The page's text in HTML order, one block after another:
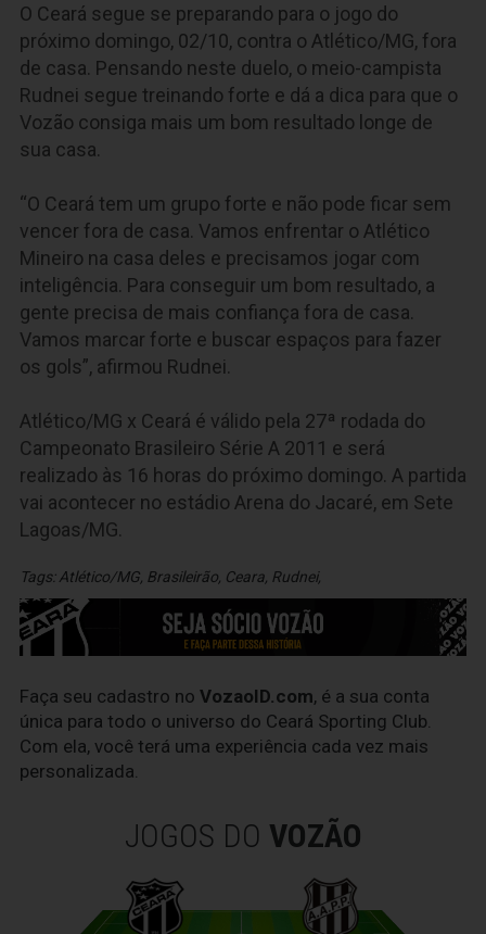
O Ceará segue se preparando para o jogo do
próximo domingo, 02/10, contra o Atlético/MG, fora
de casa. Pensando neste duelo, o meio-campista
Rudnei segue treinando forte e dá a dica para que o
Vozão consiga mais um bom resultado longe de
sua casa.
“O Ceará tem um grupo forte e não pode ficar sem
vencer fora de casa. Vamos enfrentar o Atlético
Mineiro na casa deles e precisamos jogar com
inteligência. Para conseguir um bom resultado, a
gente precisa de mais confiança fora de casa.
Vamos marcar forte e buscar espaços para fazer
os gols”, afirmou Rudnei.
Atlético/MG x Ceará é válido pela 27ª rodada do
Campeonato Brasileiro Série A 2011 e será
realizado às 16 horas do próximo domingo. A partida
vai acontecer no estádio Arena do Jacaré, em Sete
Lagoas/MG.
Tags:Atlético/MG Brasileirão Ceara Rudnei,
Faça seu cadastro no VozaoID.com, é a sua conta
única para todo o universo do Ceará Sporting Club.
Com ela, você terá uma experiência cada vez mais
personalizada.
JOGOS DO VOZÃO